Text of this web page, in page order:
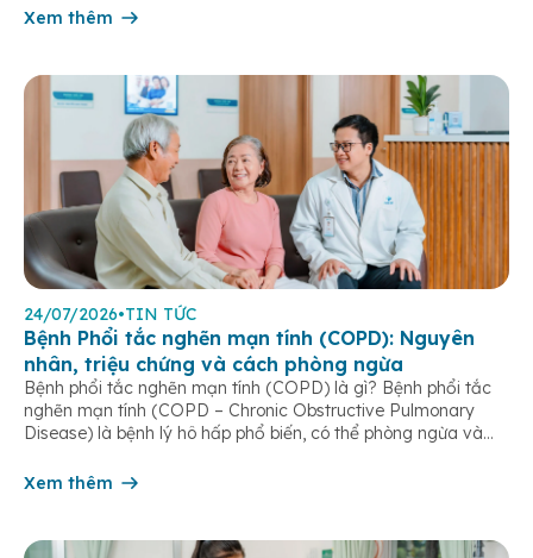
đến cơ tim giảm hoặc ngừng đột ngột. […]
Xem thêm
24/07/2026•TIN TỨC
Bệnh Phổi tắc nghẽn mạn tính (COPD): Nguyên
nhân, triệu chứng và cách phòng ngừa
Bệnh phổi tắc nghẽn mạn tính (COPD) là gì? Bệnh phổi tắc
nghẽn mạn tính (COPD – Chronic Obstructive Pulmonary
Disease) là bệnh lý hô hấp phổ biến, có thể phòng ngừa và
chứng hô hấp mạn tính như khó thở, ho […]
Xem thêm